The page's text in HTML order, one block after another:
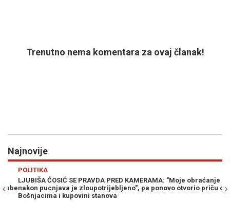
Trenutno nema komentara za ovaj članak!
Najnovije
POLITIKA
LJUBIŠA ĆOSIĆ SE PRAVDA PRED KAMERAMA: "Moje obraćanje
nakon pucnjava je zloupotrijebljeno", pa ponovo otvorio priču o
Bošnjacima i kupovini stanova